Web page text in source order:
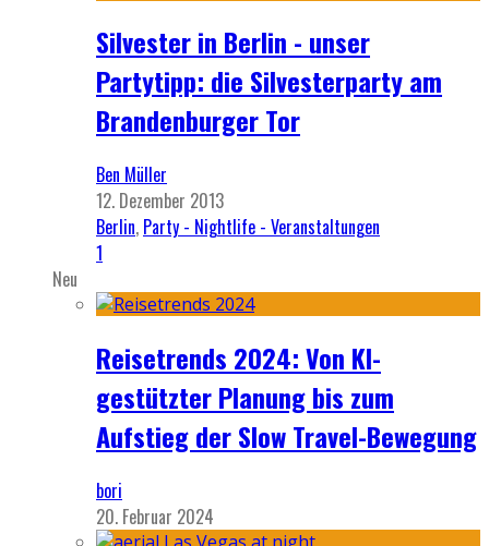
Silvester in Berlin - unser
Partytipp: die Silvesterparty am
Brandenburger Tor
Ben Müller
12. Dezember 2013
Berlin, Party - Nightlife - Veranstaltungen
1
Neu
Reisetrends 2024: Von KI-
gestützter Planung bis zum
Aufstieg der Slow Travel-Bewegung
bori
20. Februar 2024